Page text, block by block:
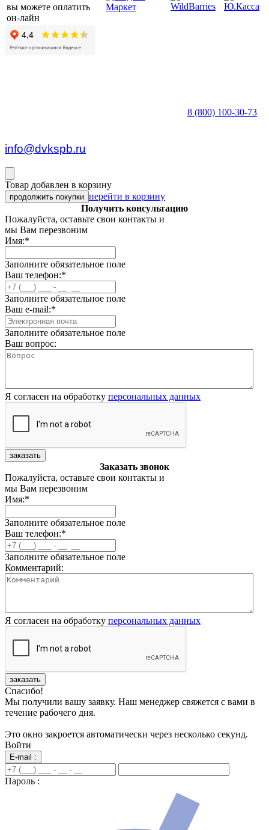
вы можете оплатить
он-лайн
8 (800) 100-30-73
info@dvkspb.ru
Товар добавлен в корзину
продолжить покупки перейти в корзину
Получить консультацию
Пожалуйста, оставьте свои контакты и
мы Вам перезвоним
Имя:*
Заполните обязательное поле
Ваш телефон:*
Заполните обязательное поле
Ваш e-mail:*
Заполните обязательное поле
Ваш вопрос:
Я согласен на обработку персональных данных
заказать
Заказать звонок
Пожалуйста, оставьте свои контакты и
мы Вам перезвоним
Имя:*
Заполните обязательное поле
Ваш телефон:*
Заполните обязательное поле
Комментарий:
Я согласен на обработку персональных данных
заказать
Спасибо!
Мы получили вашу заявку. Наш менеджер свяжется с вами в
течение рабочего дня.
Это окно закроется автоматически через несколько секунд.
Войти
E-mail :
Пароль :